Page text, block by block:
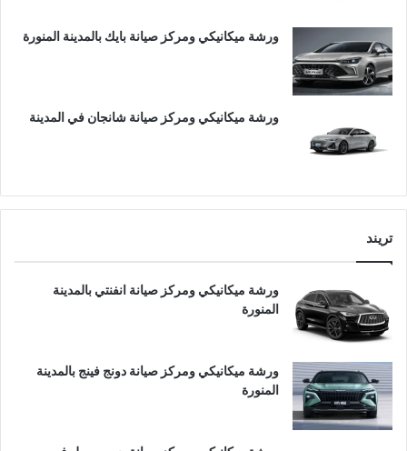
ورشة ميكانيكي ومركز صيانة بايك بالمدينة المنورة
ورشة ميكانيكي ومركز صيانة شانجان في المدينة
تريند
ورشة ميكانيكي ومركز صيانة انفنتي بالمدينة
المنورة
ورشة ميكانيكي ومركز صيانة دونج فينج بالمدينة
المنورة